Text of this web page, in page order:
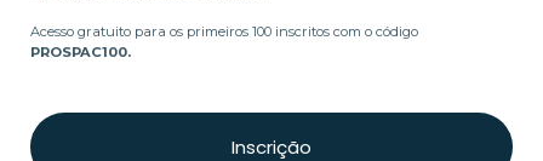
Acesso gratuito para os primeiros 100 inscritos com o código
PROSPAC100.
Inscrição